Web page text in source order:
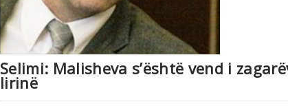
Selimi: Malisheva s’është vend i
lirinë